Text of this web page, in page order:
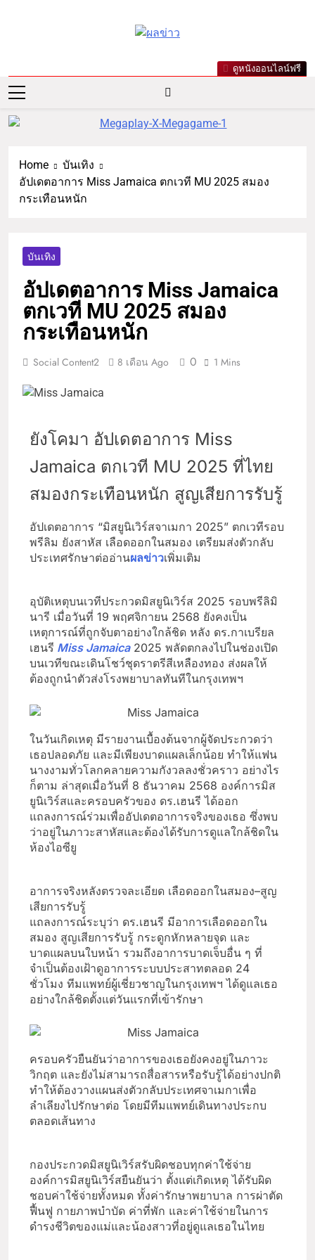
ผลข่าว.com
เกาะกระแสดารา ข่าวกีฬารอบ
โลก เลขเด็ดหวยดัง ตรวจหวย
ดูหนังออนไลน์ฟรี
Home
บันเทิง
อัปเดตอาการ Miss Jamaica ตกเวที MU 2025 สมอง
กระเทือนหนัก
บันเทิง
อัปเดตอาการ Miss Jamaica
ตกเวที MU 2025 สมอง
กระเทือนหนัก
Social Content2 8 เดือน Ago 0 1 Mins
ยังโคมา อัปเดตอาการ Miss
Jamaica ตกเวที MU 2025 ที่ไทย
สมองกระเทือนหนัก สูญเสียการรับรู้
อัปเดตอาการ “มิสยูนิเวิร์สจาเมกา 2025” ตกเวทีรอบ
พรีลิม ยังสาหัส เลือดออกในสมอง เตรียมส่งตัวกลับ
ประเทศรักษาต่ออ่านผลข่าวเพิ่มเติม
อุบัติเหตุบนเวทีประกวดมิสยูนิเวิร์ส 2025 รอบพรีลิมิ
นารี เมื่อวันที่ 19 พฤศจิกายน 2568 ยังคงเป็น
เหตุการณ์ที่ถูกจับตาอย่างใกล้ชิด หลัง ดร.กาเบรียล
เฮนรี Miss Jamaica 2025 พลัดตกลงไปในช่องเปิด
บนเวทีขณะเดินโชว์ชุดราตรีสีเหลืองทอง ส่งผลให้
ต้องถูกนำตัวส่งโรงพยาบาลทันทีในกรุงเทพฯ
ในวันเกิดเหตุ มีรายงานเบื้องต้นจากผู้จัดประกวดว่า
เธอปลอดภัย และมีเพียงบาดแผลเล็กน้อย ทำให้แฟน
นางงามทั่วโลกคลายความกังวลลงชั่วคราว อย่างไร
ก็ตาม ล่าสุดเมื่อวันที่ 8 ธันวาคม 2568 องค์การมิส
ยูนิเวิร์สและครอบครัวของ ดร.เฮนรี ได้ออก
แถลงการณ์ร่วมเพื่ออัปเดตอาการจริงของเธอ ซึ่งพบ
ว่าอยู่ในภาวะสาหัสและต้องได้รับการดูแลใกล้ชิดใน
ห้องไอซียู
อาการจริงหลังตรวจละเอียด เลือดออกในสมอง–สูญ
เสียการรับรู้
แถลงการณ์ระบุว่า ดร.เฮนรี มีอาการเลือดออกใน
สมอง สูญเสียการรับรู้ กระดูกหักหลายจุด และ
บาดแผลบนใบหน้า รวมถึงอาการบาดเจ็บอื่น ๆ ที่
จำเป็นต้องเฝ้าดูอาการระบบประสาทตลอด 24
ชั่วโมง ทีมแพทย์ผู้เชี่ยวชาญในกรุงเทพฯ ได้ดูแลเธอ
อย่างใกล้ชิดตั้งแต่วันแรกที่เข้ารักษา
ครอบครัวยืนยันว่าอาการของเธอยังคงอยู่ในภาวะ
วิกฤต และยังไม่สามารถสื่อสารหรือรับรู้ได้อย่างปกติ
ทำให้ต้องวางแผนส่งตัวกลับประเทศจาเมกาเพื่อ
ลำเลียงไปรักษาต่อ โดยมีทีมแพทย์เดินทางประกบ
ตลอดเส้นทาง
กองประกวดมิสยูนิเวิร์สรับผิดชอบทุกค่าใช้จ่าย
องค์การมิสยูนิเวิร์สยืนยันว่า ตั้งแต่เกิดเหตุ ได้รับผิด
ชอบค่าใช้จ่ายทั้งหมด ทั้งค่ารักษาพยาบาล การผ่าตัด
ฟื้นฟู กายภาพบำบัด ค่าที่พัก และค่าใช้จ่ายในการ
ดำรงชีวิตของแม่และน้องสาวที่อยู่ดูแลเธอในไทย